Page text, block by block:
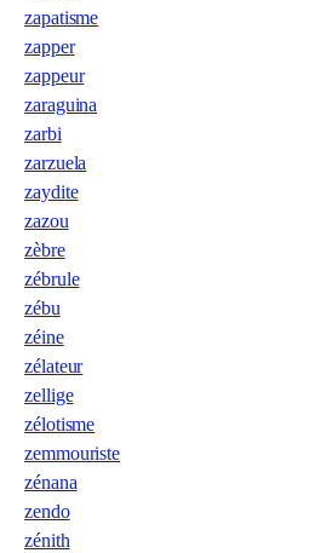
zapatisme
zapper
zappeur
zaraguina
zarbi
zarzuela
zaydite
zazou
zèbre
zébrule
zébu
zéine
zélateur
zellige
zélotisme
zemmouriste
zénana
zendo
zénith